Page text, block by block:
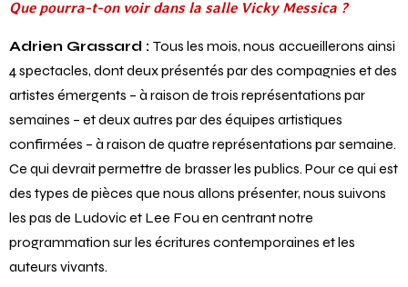
Que pourra-t-on voir dans la salle Vicky Messica ?
Adrien Grassard : Tous les mois, nous accueillerons ainsi
4 spectacles, dont deux présentés par des compagnies et des
artistes émergents – à raison de trois représentations par
semaines – et deux autres par des équipes artistiques
confirmées – à raison de quatre représentations par semaine.
Ce qui devrait permettre de brasser les publics. Pour ce qui est
des types de pièces que nous allons présenter, nous suivons
les pas de Ludovic et Lee Fou en centrant notre
programmation sur les écritures contemporaines et les
auteurs vivants.